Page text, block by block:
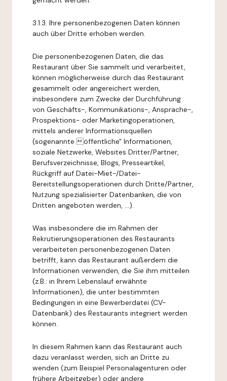
3.1.3. Ihre personenbezogenen Daten können
auch über Dritte erhoben werden.
Die personenbezogenen Daten, die das
Restaurant über Sie sammelt und verarbeitet,
können möglicherweise durch das Restaurant
gesammelt oder angereichert werden,
insbesondere zum Zwecke der Durchführung
von Geschäfts-, Kommunikations-, Ansprache-,
Prospektions- oder Marketingoperationen,
mittels anderer Informationsquellen
(sogenannte öffentliche" Informationen,
soziale Netzwerke, Websites Dritter/Partner,
Berufsverzeichnisse, Blogs, Presseartikel,
Rückgriff auf Datei-Miet-/Datei-
Bereitstellungsoperationen durch Dritte/Partner,
Nutzung spezialisierter Datenbanken, die von
Dritten angeboten werden, ...).
Was insbesondere die im Rahmen der
Rekrutierungsoperationen des Restaurants
verarbeiteten personenbezogenen Daten
betrifft, kann das Restaurant außerdem die
Informationen verwenden, die Sie ihm mitteilen
(z.B.: in Ihrem Lebenslauf erwähnte
Informationen), die unter bestimmten
Bedingungen in eine Bewerberdatei (CV-
Datenbank) des Restaurants integriert werden
können.
In diesem Rahmen kann das Restaurant auch
dazu veranlasst werden, sich an Dritte zu
wenden (zum Beispiel Personalagenturen oder
frühere Arbeitgeber) oder andere